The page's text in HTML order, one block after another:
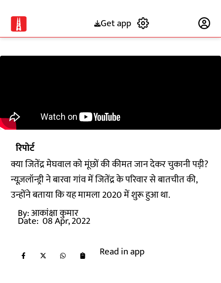
Get app
रिपोर्ट
क्या जितेंद्र मेघवाल को मूंछों की कीमत जान देकर चुकानी पड़ी?
न्यूज़लॉन्ड्री ने बारवा गांव में जितेंद्र के परिवार से बातचीत की,
उन्होंने बताया कि यह मामला 2020 में शुरू हुआ था.
By:आकांक्षा कुमार
Date: 08 Apr, 2022
Read in app